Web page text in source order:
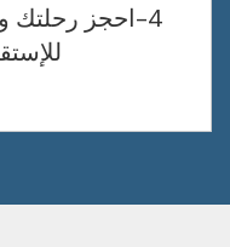
4-احجز رحلتك